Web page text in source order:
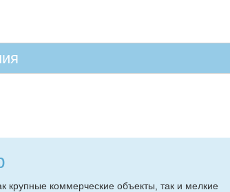
круп­ные ком­мер­че­ские объ­ек­ты, так и мел­кие